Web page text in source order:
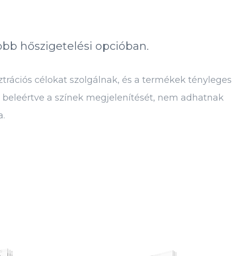
hőszigetelési opcióban.
célokat szolgálnak, és a termékek tényleges
a színek megjelenítését, nem adhatnak